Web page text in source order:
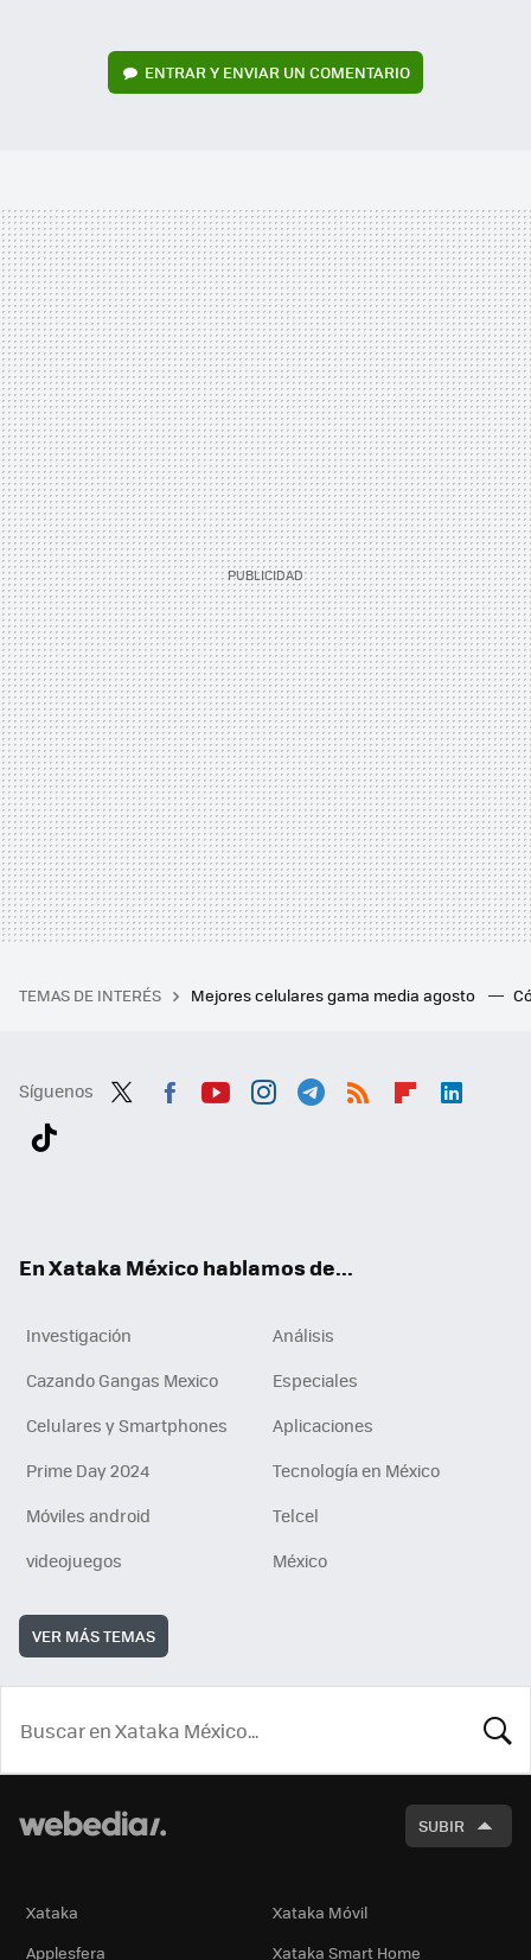
ENTRAR Y ENVIAR UN COMENTARIO
TEMAS DE INTERÉS Mejores celulares gama media agosto
Síguenos
En Xataka México hablamos de...
Investigación
Análisis
Cazando Gangas Mexico
Especiales
Celulares y Smartphones
Aplicaciones
Prime Day 2024
Tecnología en México
Móviles android
Telcel
videojuegos
México
VER MÁS TEMAS
SUBIR
Xataka
Xataka Móvil
Applesfera
Xataka Smart Home